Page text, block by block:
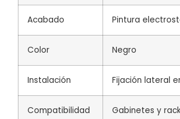
Acabado Pintura
Color Negro
Instalación Fijación lateral
Compatibilidad Gabinetes y